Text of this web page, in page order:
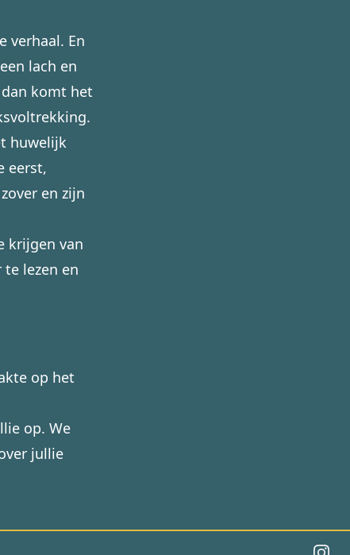
verhaal. En
lach en
komt het
huwelijk
eerst,
en zijn
krijgen van
lezen en
op het
op. We
jullie